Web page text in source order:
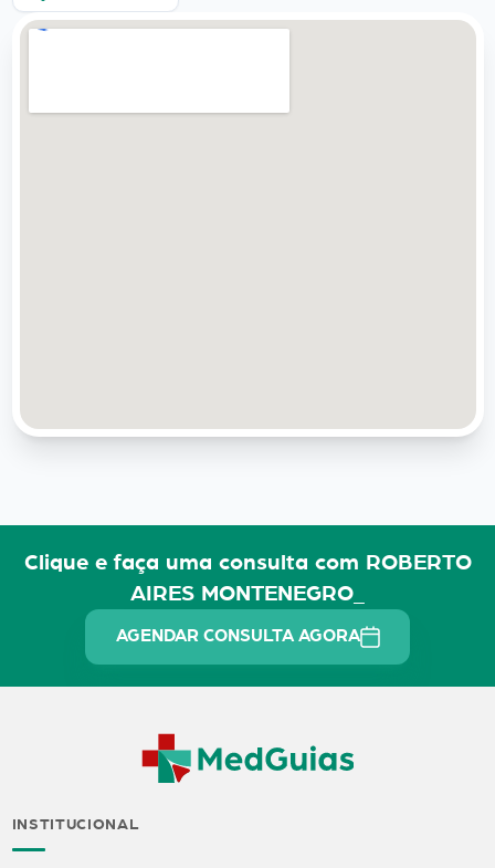
Clique e faça uma consulta com ROBERTO
AIRES MONTENEGRO_
AGENDAR CONSULTA AGORA
INSTITUCIONAL